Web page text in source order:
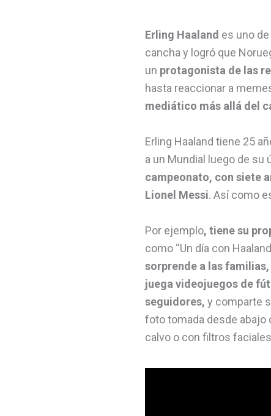
Erling Haaland es uno
cancha y logró que
un protagonista de las
hasta reaccionar a
mediático más allá del
Erling Haaland tiene 25
a un Mundial luego de su
campeonato, con siete
Lionel Messi. Así como
Por ejemplo, tiene su
como “Un día con
sorprende a las
juega videojuegos de
seguidores, y comparte
foto tomada desde abajo
calvo o con filtros